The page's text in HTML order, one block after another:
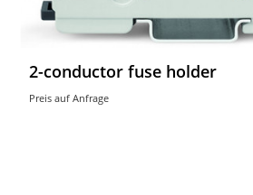
2-conductor fuse holder
Preis auf Anfrage